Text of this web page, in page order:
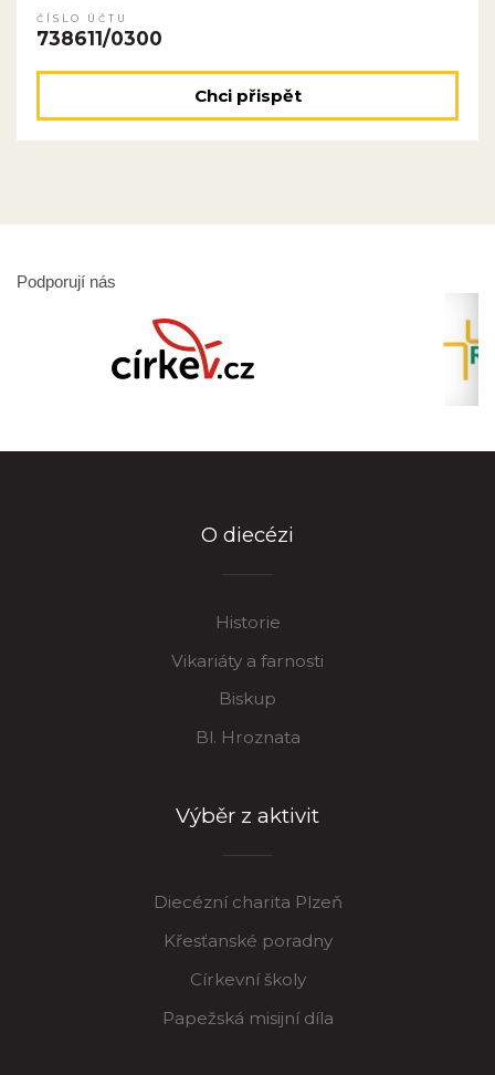
ČÍSLO ÚČTU
738611/0300
Chci přispět
Podporují nás
O diecézi
Historie
Vikariáty a farnosti
Biskup
Bl. Hroznata
Výběr z aktivit
Diecézní charita Plzeň
Křesťanské poradny
Církevní školy
Papežská misijní díla